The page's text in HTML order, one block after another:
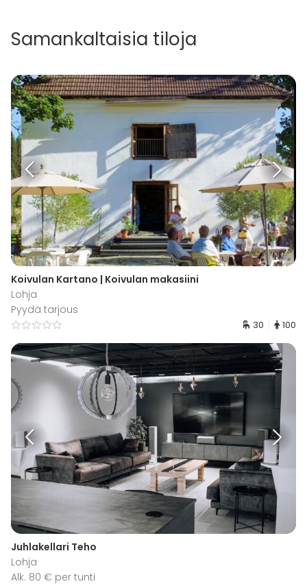
Samankaltaisia tiloja
Koivulan Kartano | Koivulan makasiini
Lohja
Pyydä tarjous
30 100
Juhlakellari Teho
Lohja
Alk. 80 € per tunti